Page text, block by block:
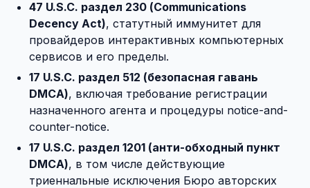
47 U.S.C. раздел 230 (Communications
Decency Act), статутный иммунитет для
провайдеров интерактивных компьютерных
сервисов и его пределы.
17 U.S.C. раздел 512 (безопасная гавань
DMCA), включая требование регистрации
назначенного агента и процедуры notice-and-
counter-notice.
17 U.S.C. раздел 1201 (анти-обходный пункт
DMCA), в том числе действующие
триеннальные исключения Бюро авторских